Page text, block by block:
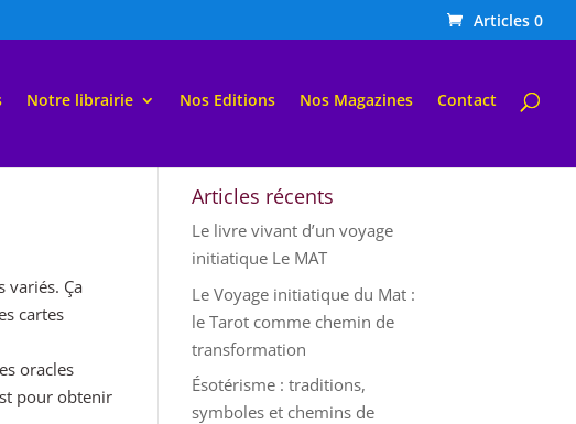
Articles 0
Notre librairie Nos Editions Nos Magazines Contact
variés. Ça
cartes
oracles
pour obtenir
Articles récents
Le livre vivant d’un voyage
initiatique Le MAT
Le Voyage initiatique du Mat :
le Tarot comme chemin de
transformation
Ésotérisme : traditions,
symboles et chemins de